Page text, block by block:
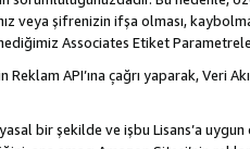
veya şifrenizin ifşa olması,
Associates Etiket
Reklam API’ına çağrı yaparak, Veri
bir şekilde ve işbu Lisans’a uygun